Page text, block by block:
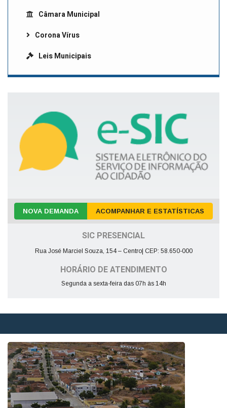
Câmara Municipal
Corona Vírus
Leis Municipais
NOVA DEMANDA ACOMPANHAR E ESTATÍSTICAS
SIC PRESENCIAL
Rua José Marciel Souza, 154 – Centro| CEP: 58.650-000
HORÁRIO DE ATENDIMENTO
Segunda a sexta-feira das 07h às 14h